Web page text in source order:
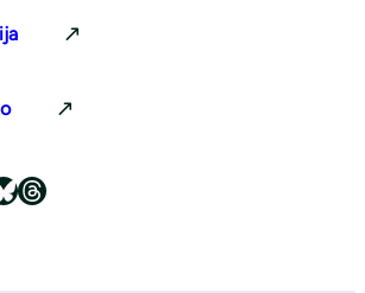
Luonnonsuojeluliitto Threadsissa